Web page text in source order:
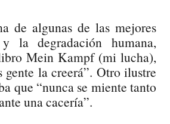
de algunas de las mejores
la degradación humana,
Mein Kampf (mi lucha),
la creerá”. Otro ilustre
que “nunca se miente tanto
una cacería”.